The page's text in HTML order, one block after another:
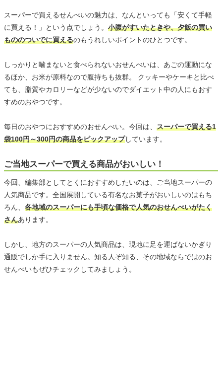
スーパーで買えるせんべいの魅力は、なんといっても「安くて手軽
に買える！」という点でしょう。 小腹がすいたときや、夕飯の買い
もののついでに買えるのもうれしいポイントのひとつです。
しっかりと噛まないと食べられないおせんべいは、あごの運動にな
るほか、お米が原料なので腹持ちも抜群。 クッキーやケーキと比べ
ても、脂質やカロリーなどが少ないのでダイエット中の人にもおす
すめのおやつです。
毎日のおやつにおすすめのおせんべい。今回は、 スーパーで買える1
袋100円～300円の商品をピックアップしています。
ご当地スーパーで買える商品がおいしい！
今回、編集部としてとくにおすすめしたいのは、ご当地スーパーの
人気商品です。全国展開している有名なお菓子がおいしいのはもち
ろん、 各地域のスーパーにも手頃な価格で人気のおせんべいがたく
さんあります。
しかし、地方のスーパーの人気商品は、現地に足を運ばないかぎり
通販でしか手に入りません。知る人ぞ知る、その地域ならではのお
せんべいもぜひチェックしてみましょう。